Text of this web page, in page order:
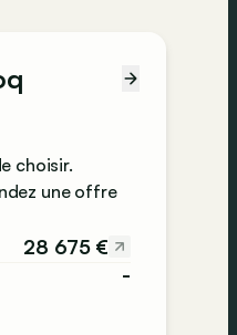
choisir.
une offre
28 675 €
-